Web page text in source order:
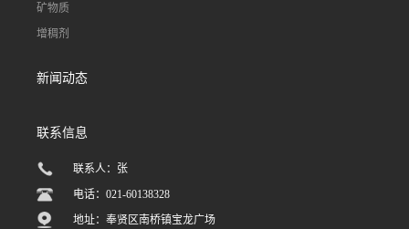
矿物质
增稠剂
新闻动态
联系信息
联系人：张
电话：021-60138328
地址：奉贤区南桥镇宝龙广场